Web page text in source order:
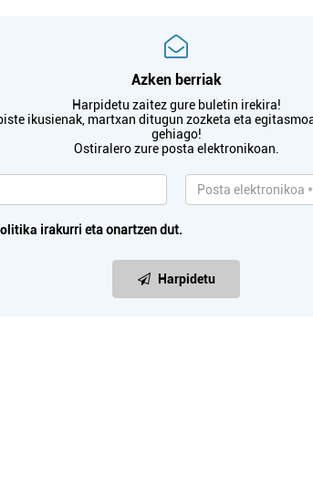
Azken berriak
Harpidetu zaitez gure buletin irekira!
ikusienak, martxan ditugun zozketa eta
gehiago!
Ostiralero zure posta elektronikoan.
irakurri eta onartzen dut.
Harpidetu